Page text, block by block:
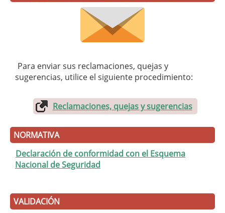
Para enviar sus reclamaciones, quejas y
sugerencias, utilice el siguiente procedimiento:
Reclamaciones, quejas y sugerencias
NORMATIVA
Declaración de conformidad con el Esquema
Nacional de Seguridad
VALIDACIÓN